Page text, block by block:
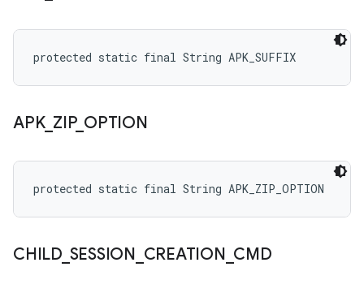
protected static final String APK_SUFFIX
APK_ ZIP_ OPTION
protected static final String APK_ZIP_OPTION
CHILD_ SESSION CREATION CMD